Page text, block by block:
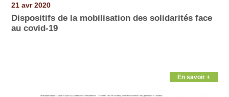
21 avr 2020
Dispositifs de la mobilisation des solidarités face
au covid-19
En savoir +